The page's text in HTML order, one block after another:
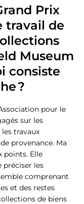
Prix
travail de
Museum
consiste
?
pour le
sur les
travaux
provenance. Ma
points. Elle
les
comprenant
et des restes
de biens